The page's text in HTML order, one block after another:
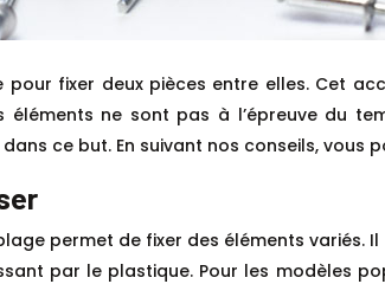
fixer deux pièces entre elles. Cet
éléments ne sont pas à l’épreuve du
ce but. En suivant nos conseils,
permet de fixer des éléments
par le plastique. Pour les modèles